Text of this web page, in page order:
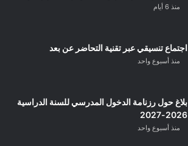
منذ 6 أيام
اجتماع تنسيقي عبر تقنية التحاضر عن بعد
منذ أسبوع واحد
بلاغ حول رزنامة الدخول المدرسي للسنة الدراسية
2026-2027
منذ أسبوع واحد